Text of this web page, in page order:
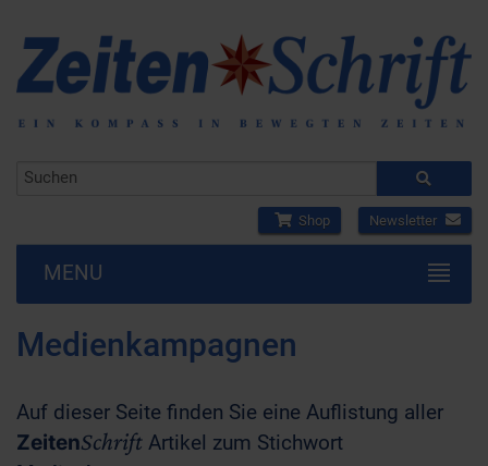
Shop Newsletter
MENU
Medienkampagnen
Auf dieser Seite finden Sie eine Auflistung aller
ZeitenSchrift Artikel zum Stichwort